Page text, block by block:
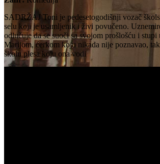
SADRŽAJ Toni je pedesetogodišnji vozač
selu koji je usamljenik i živi povučeno.
odlučuje da se suoči sa svojom prošlošću i stupi
Marijom, ćerkom koju nikada nije poznavao,
školu plesa koju ona vodi